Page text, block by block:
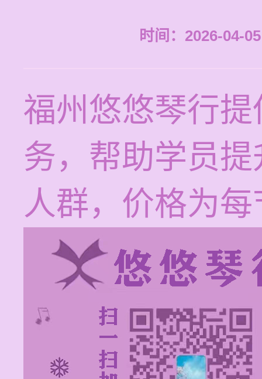
时间：2026-04-
福州悠悠琴行
务，帮助学员
人群，价格为